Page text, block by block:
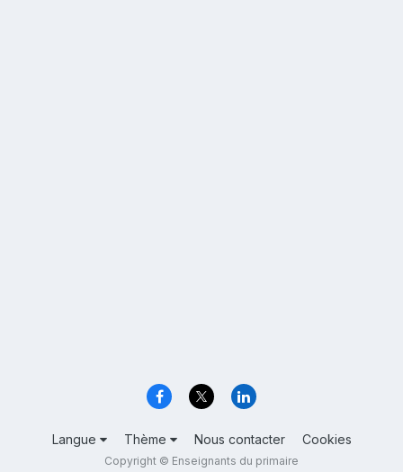
Langue Thème Nous contacter Cookies
Copyright © Enseignants du primaire